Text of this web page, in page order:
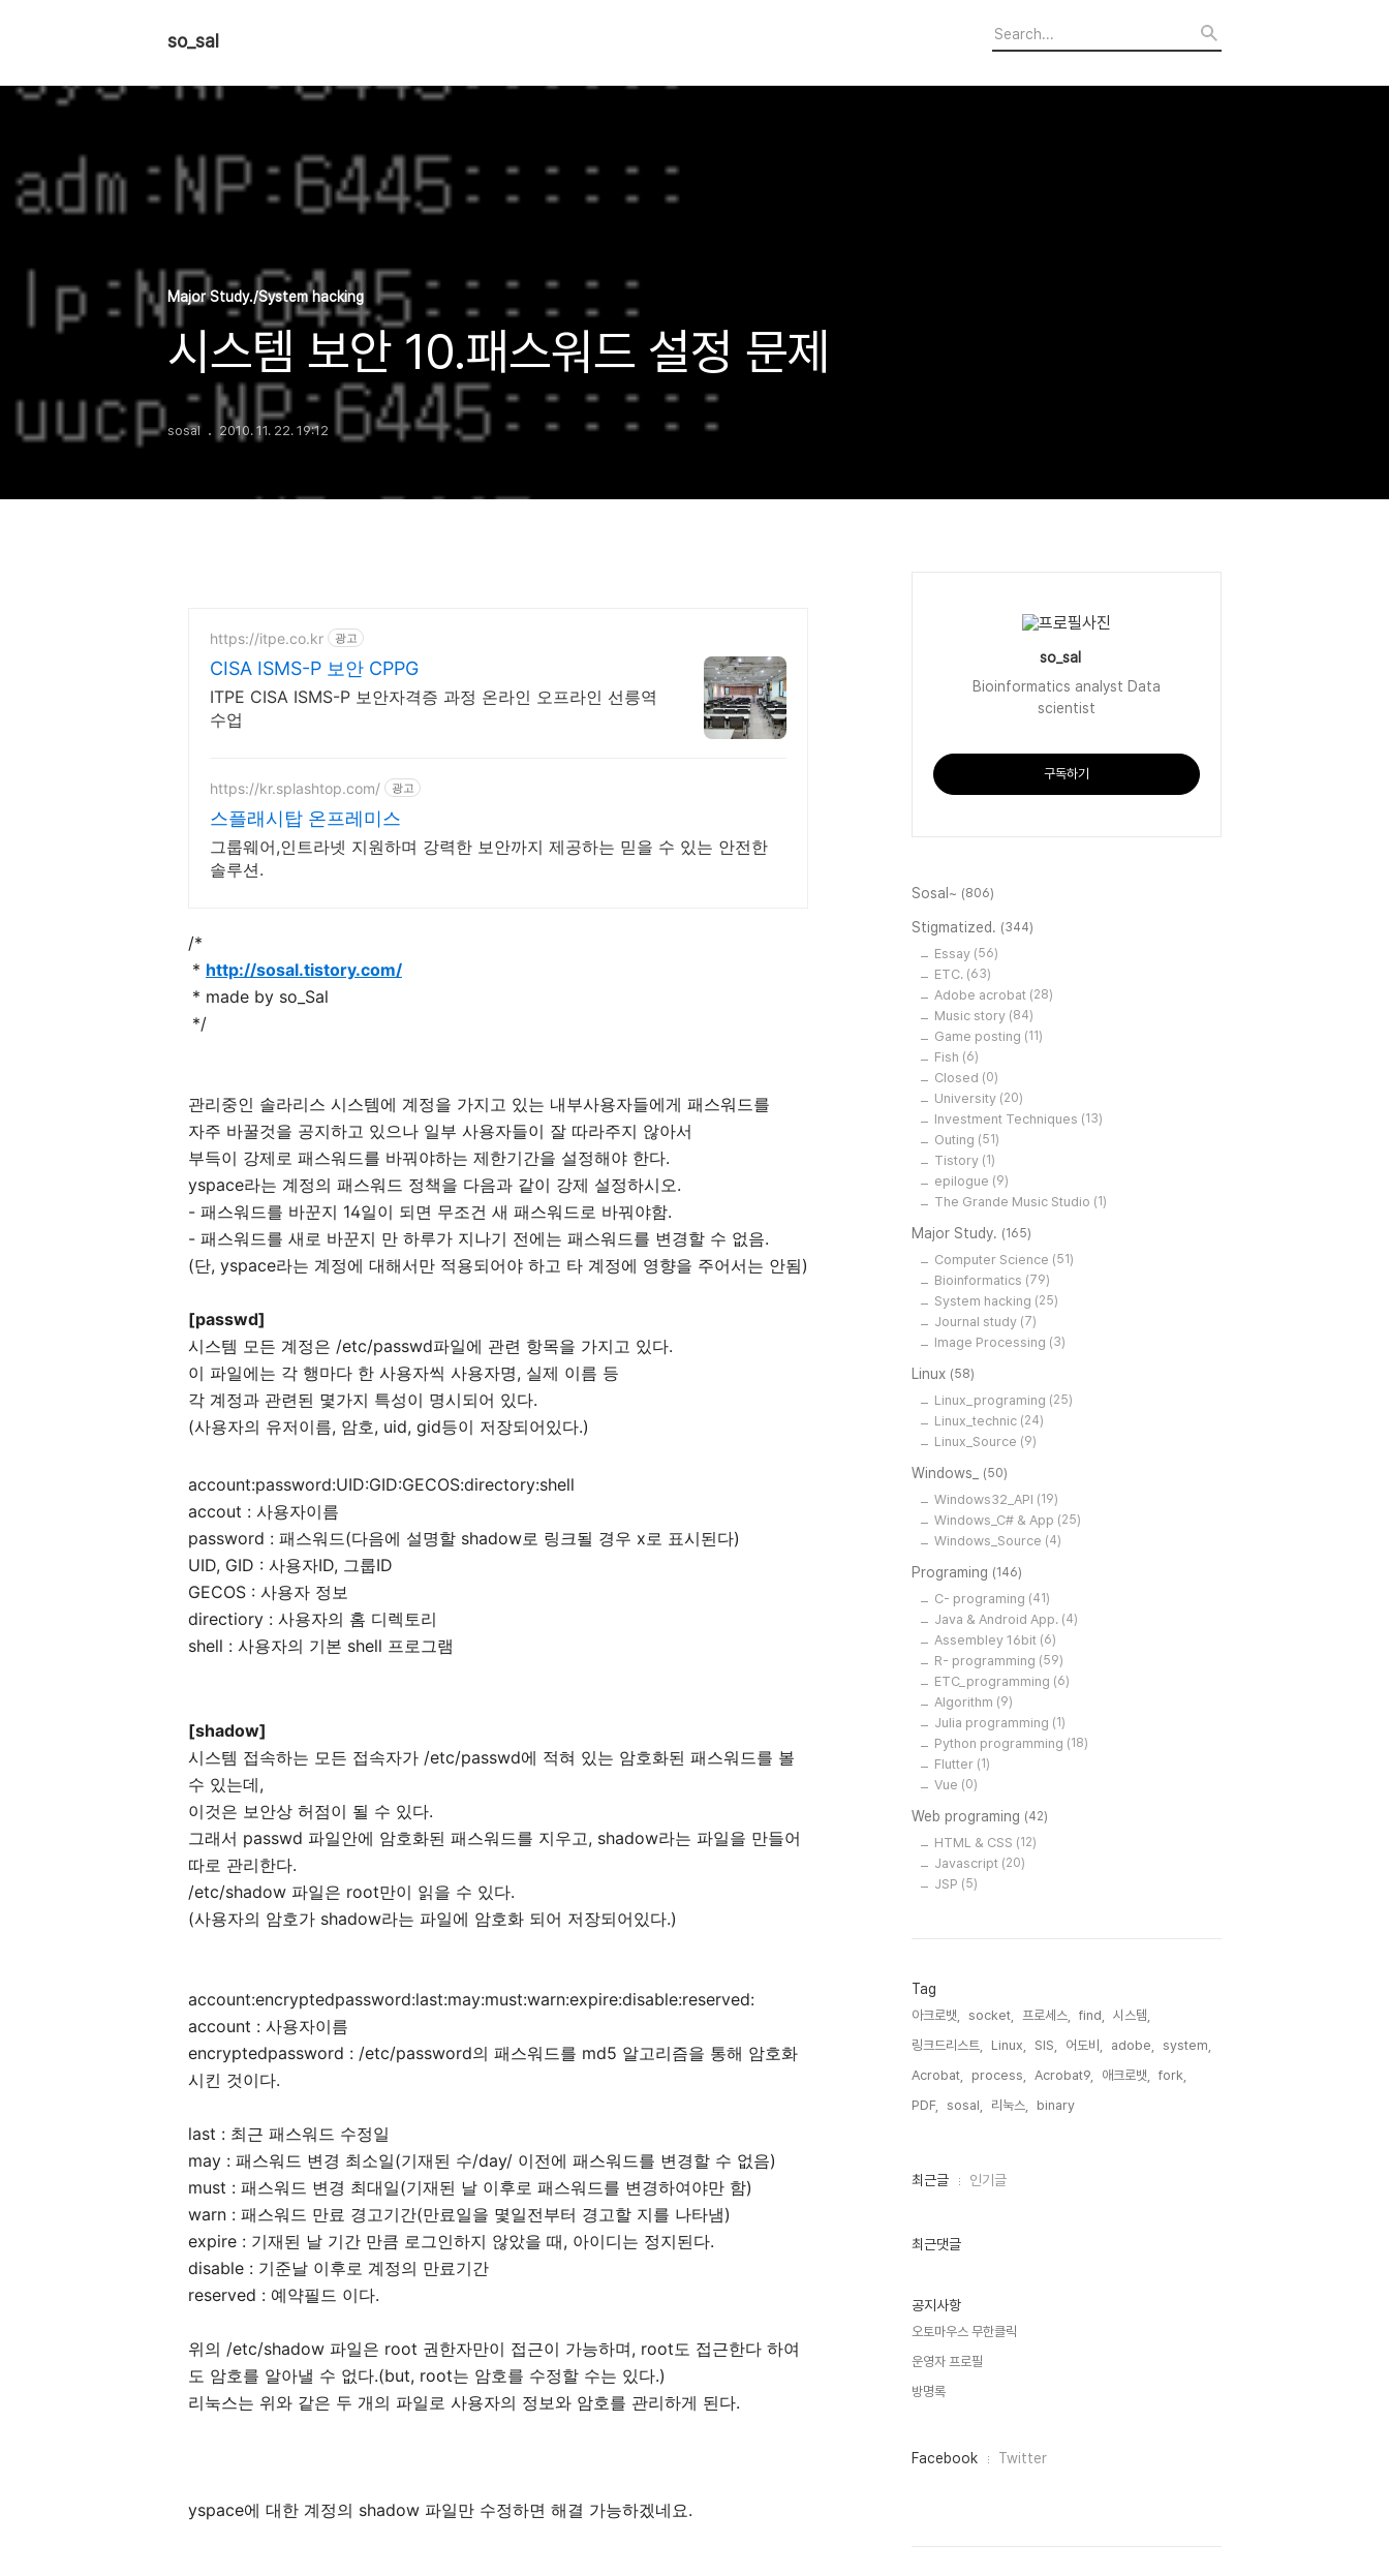
so_sal
Major Study./System hacking
시스템 보안 10.패스워드 설정 문제
sosal 2010. 11. 22. 19:12
https://itpe.co.kr 광고
CISA ISMS-P 보안 CPPG
ITPE CISA ISMS-P 보안자격증 과정 온라인 오프라인 선릉역
수업
https://kr.splashtop.com/ 광고
스플래시탑 온프레미스
그룹웨어,인트라넷 지원하며 강력한 보안까지 제공하는 믿을 수 있는 안전한
솔루션.
/*
* http://sosal.tistory.com/
* made by so_Sal
*/
관리중인 솔라리스 시스템에 계정을 가지고 있는 내부사용자들에게 패스워드를
자주 바꿀것을 공지하고 있으나 일부 사용자들이 잘 따라주지 않아서
부득이 강제로 패스워드를 바꿔야하는 제한기간을 설정해야 한다.
yspace라는 계정의 패스워드 정책을 다음과 같이 강제 설정하시오.
- 패스워드를 바꾼지 14일이 되면 무조건 새 패스워드로 바꿔야함.
- 패스워드를 새로 바꾼지 만 하루가 지나기 전에는 패스워드를 변경할 수 없음.
(단, yspace라는 계정에 대해서만 적용되어야 하고 타 계정에 영향을 주어서는 안됨)
[passwd]
시스템 모든 계정은 /etc/passwd파일에 관련 항목을 가지고 있다.
이 파일에는 각 행마다 한 사용자씩 사용자명, 실제 이름 등
각 계정과 관련된 몇가지 특성이 명시되어 있다.
(사용자의 유저이름, 암호, uid, gid등이 저장되어있다.)
account:password:UID:GID:GECOS:directory:shell
accout : 사용자이름
password : 패스워드(다음에 설명할 shadow로 링크될 경우 x로 표시된다)
UID, GID : 사용자ID, 그룹ID
GECOS : 사용자 정보
directiory : 사용자의 홈 디렉토리
shell : 사용자의 기본 shell 프로그램
[shadow]
시스템 접속하는 모든 접속자가 /etc/passwd에 적혀 있는 암호화된 패스워드를 볼
수 있는데,
이것은 보안상 허점이 될 수 있다.
그래서 passwd 파일안에 암호화된 패스워드를 지우고, shadow라는 파일을 만들어
따로 관리한다.
/etc/shadow 파일은 root만이 읽을 수 있다.
(사용자의 암호가 shadow라는 파일에 암호화 되어 저장되어있다.)
account:encryptedpassword:last:may:must:warn:expire:disable:reserved:
account : 사용자이름
encryptedpassword : /etc/password의 패스워드를 md5 알고리즘을 통해 암호화
시킨 것이다.
last : 최근 패스워드 수정일
may : 패스워드 변경 최소일(기재된 수/day/ 이전에 패스워드를 변경할 수 없음)
must : 패스워드 변경 최대일(기재된 날 이후로 패스워드를 변경하여야만 함)
warn : 패스워드 만료 경고기간(만료일을 몇일전부터 경고할 지를 나타냄)
expire : 기재된 날 기간 만큼 로그인하지 않았을 때, 아이디는 정지된다.
disable : 기준날 이후로 계정의 만료기간
reserved : 예약필드 이다.
위의 /etc/shadow 파일은 root 권한자만이 접근이 가능하며, root도 접근한다 하여
도 암호를 알아낼 수 없다.(but, root는 암호를 수정할 수는 있다.)
리눅스는 위와 같은 두 개의 파일로 사용자의 정보와 암호를 관리하게 된다.
yspace에 대한 계정의 shadow 파일만 수정하면 해결 가능하겠네요.
so_sal
Bioinformatics analyst Data
scientist
구독하기
Sosal~ (806)
Stigmatized. (344)
Essay (56)
ETC. (63)
Adobe acrobat (28)
Music story (84)
Game posting (11)
Fish (6)
Closed (0)
University (20)
Investment Techniques (13)
Outing (51)
Tistory (1)
epilogue (9)
The Grande Music Studio (1)
Major Study. (165)
Computer Science (51)
Bioinformatics (79)
System hacking (25)
Journal study (7)
Image Processing (3)
Linux (58)
Linux_programing (25)
Linux_technic (24)
Linux_Source (9)
Windows_ (50)
Windows32_API (19)
Windows_C# & App (25)
Windows_Source (4)
Programing (146)
C- programing (41)
Java & Android App. (4)
Assembley 16bit (6)
R- programming (59)
ETC_programming (6)
Algorithm (9)
Julia programming (1)
Python programming (18)
Flutter (1)
Vue (0)
Web programing (42)
HTML & CSS (12)
Javascript (20)
JSP (5)
Tag
아크로뱃, socket, 프로세스, find,
시스템,
링크드리스트,
Linux, SIS, 어도비, adobe,
system,
Acrobat,
process, Acrobat9, 애크로뱃,
fork,
PDF,
sosal, 리눅스, binary,
최
인
최근글 인기글
최근댓글
공지사항
오토마우스 무한클릭
운영자 프로필
방명록
페
Facebook Twitter